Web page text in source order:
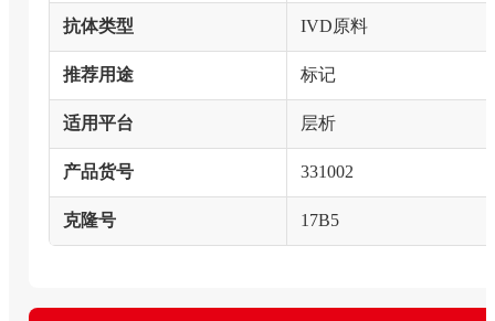
抗体类型 IVD原料
推荐用途 标记
适用平台 层析
产品货号 331002
克隆号 17B5